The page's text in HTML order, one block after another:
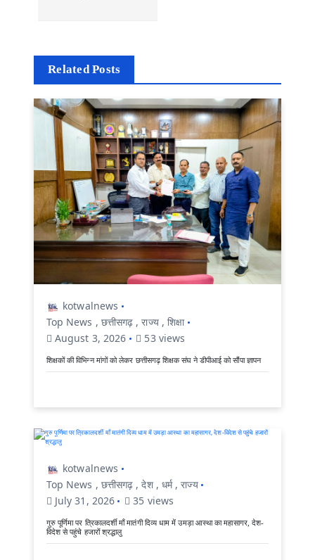
Related Posts
kotwalnews
Top News , छत्तीसगढ़ ,राज्य, शिक्षा
August 3, 2026
53 views
शिक्षकों की विभिन्न मांगों को लेकर छत्तीसगढ़ शिक्षक संघ ने डीपीआई को सौंपा ज्ञापन
kotwalnews
Top News , छत्तीसगढ़ ,देश, धर्म,राज्य
July 31, 2026
35 views
गुरु पूर्णिमा पर त्रिकालदर्शी माँ मातंगी दिव्य धाम में उमड़ा आस्था का महासागर, देश-
विदेश से पहुंचे हजारों श्रद्धालु